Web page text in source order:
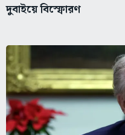
দুবাইয়ে বিস্ফোরণ